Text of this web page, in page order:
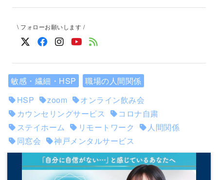
\ フォローお願いします /
敏感・繊細・HSP
職場の人間関係
HSP
zoom
オンライン飲み会
カウンセリングサービス
コロナ自粛
ステイホーム
リモートワーク
人間関係
同窓会
神戸メンタルサービス